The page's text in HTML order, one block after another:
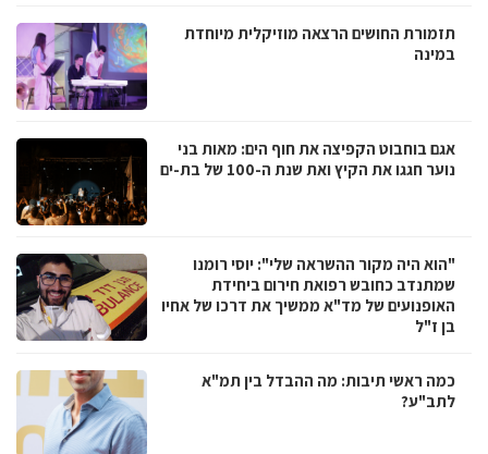
תזמורת החושים הרצאה מוזיקלית מיוחדת
במינה
אגם בוחבוט הקפיצה את חוף הים: מאות בני
נוער חגגו את הקיץ ואת שנת ה-100 של בת-ים
"הוא היה מקור ההשראה שלי": יוסי רומנו
שמתנדב כחובש רפואת חירום ביחידת
האופנועים של מד"א ממשיך את דרכו של אחיו
בן ז"ל
כמה ראשי תיבות: מה ההבדל בין תמ"א
לתב"ע?